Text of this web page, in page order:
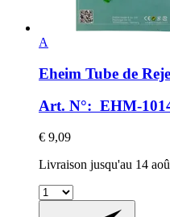
A
Eheim Tube de
Art. N°: EHM-
€ 9,09
Livraison jusqu'au 14